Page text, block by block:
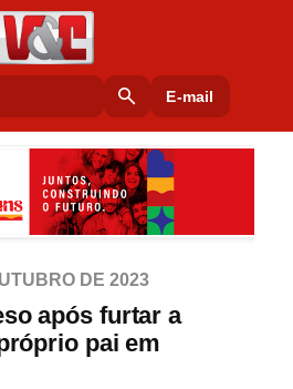
search E-mail
DE 2023
após furtar a
pai em